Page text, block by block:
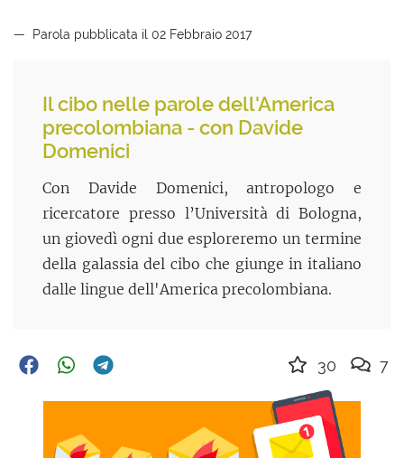
Parola pubblicata il 02 Febbraio 2017
Il cibo nelle parole dell'America
precolombiana - con Davide
Domenici
Con Davide Domenici, antropologo e
ricercatore presso l’Università di Bologna,
un giovedì ogni due esploreremo un termine
della galassia del cibo che giunge in italiano
dalle lingue dell'America precolombiana.
30 7